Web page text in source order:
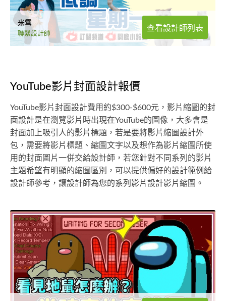
米雪
聯繫設計師
查看設計師列表
YouTube影片封面設計報價
YouTube影片封面設計費用約$300-$600元，影片縮圖的封
面設計是在瀏覽影片時出現在YouTube的圖像，大多會是
封面加上吸引人的影片標題，若是要將影片縮圖設計外
包，需要將影片標題、縮圖文字以及想作為影片縮圖所使
用的封面圖片一併交給設計師，若您針對不同系列的影片
主題希望有明顯的縮圖區別，可以提供偏好的設計範例給
設計師參考，讓設計師為您的系列影片設計影片縮圖。